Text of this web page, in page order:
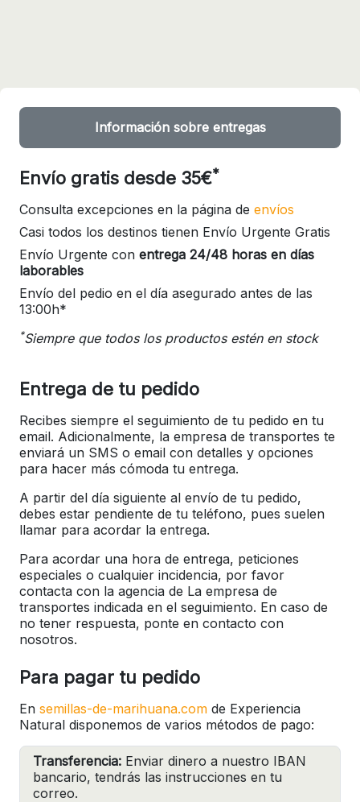
Información sobre entregas
Envío gratis desde 35€*
Consulta excepciones en la página de envíos
Casi todos los destinos tienen Envío Urgente Gratis
Envío Urgente con entrega 24/48 horas en días
laborables
Envío del pedio en el día asegurado antes de las
13:00h*
*Siempre que todos los productos estén en stock
Entrega de tu pedido
Recibes siempre el seguimiento de tu pedido en tu
email. Adicionalmente, la empresa de transportes te
enviará un SMS o email con detalles y opciones
para hacer más cómoda tu entrega.
A partir del día siguiente al envío de tu pedido,
debes estar pendiente de tu teléfono, pues suelen
llamar para acordar la entrega.
Para acordar una hora de entrega, peticiones
especiales o cualquier incidencia, por favor
contacta con la agencia de La empresa de
transportes indicada en el seguimiento. En caso de
no tener respuesta, ponte en contacto con
nosotros.
Para pagar tu pedido
En semillas-de-marihuana.com de Experiencia
Natural disponemos de varios métodos de pago:
Transferencia: Enviar dinero a nuestro IBAN
bancario, tendrás las instrucciones en tu
correo.